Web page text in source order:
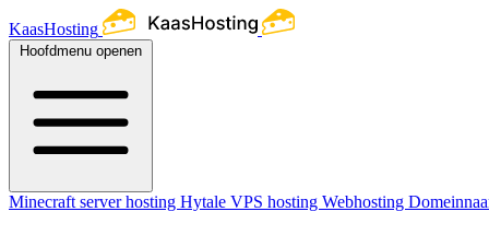
KaasHosting
Hoofdmenu openen
Minecraft server hosting Hytale VPS hosting Webhosting